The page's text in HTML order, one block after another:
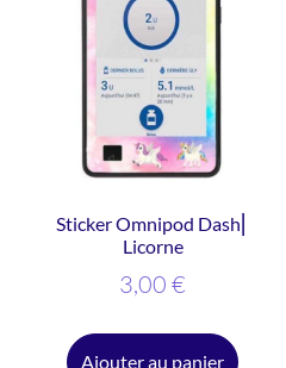
Sticker Omnipod Dash⎜
Licorne
3,00 €
Ajouter au panier